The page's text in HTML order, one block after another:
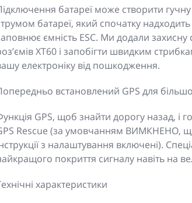
батареї може створити
батареї, який спочатку
ємність ESC. Ми додали
XT60 і запобігти швидким
електроніку від пошкодження.
встановлений GPS для
GPS, щоб знайти дорогу назад,
Rescue (за умовчанням ВИМКНЕНО,
з налаштування включені).
покриття сигналу навіть на
характеристики